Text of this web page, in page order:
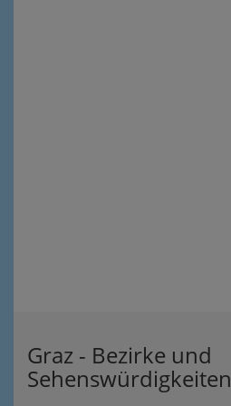
Graz - Bezirke und
Sehenswürdigkeiten